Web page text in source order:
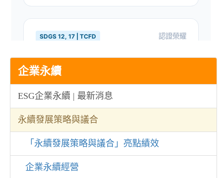
企業永續
ESG企業永續 | 最新消息
永續發展策略與議合
「永續發展策略與議合」亮點績效
企業永續經營